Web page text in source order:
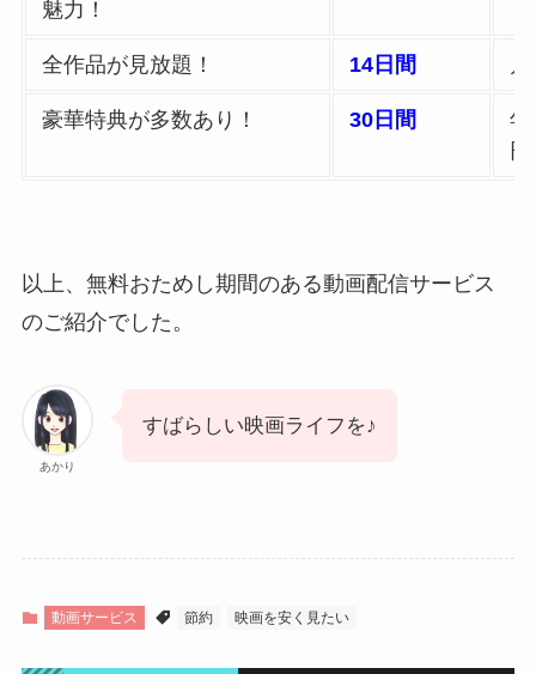
魅力！
全作品が見放題！ 14日間
豪華特典が多数あり！ 30日間
年
以上、無料おためし期間のある動画配信サービス
のご紹介でした。
あかり
すばらしい映画ライフを♪
動画サービス 節約 映画を安く見たい